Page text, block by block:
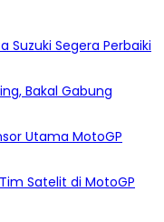
Suzuki Segera Perbaiki
Bakal Gabung
Utama MotoGP
Satelit di MotoGP